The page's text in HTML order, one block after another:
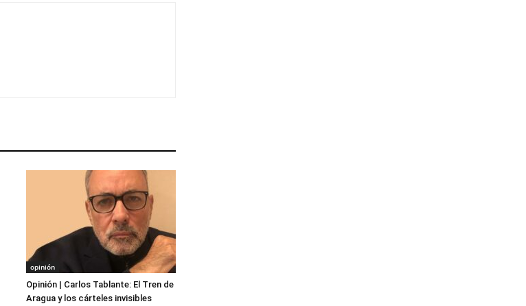
opinión
Opinión | Carlos Tablante: El Tren de
Aragua y los cárteles invisibles